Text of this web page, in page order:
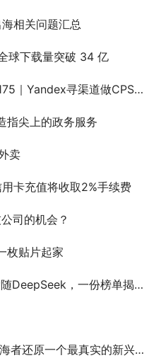
相关问题汇总
球下载量突破 34 亿
验的代投公司；需求海外支付渠道；海外资方寻投资、合作
指尖上的政务服务
卖
卡充值将收取2%手续费
司的机会？
枚贴片起家
一份榜单揭示月活用户最高的出海赛道
还原一个最真实的新兴市场